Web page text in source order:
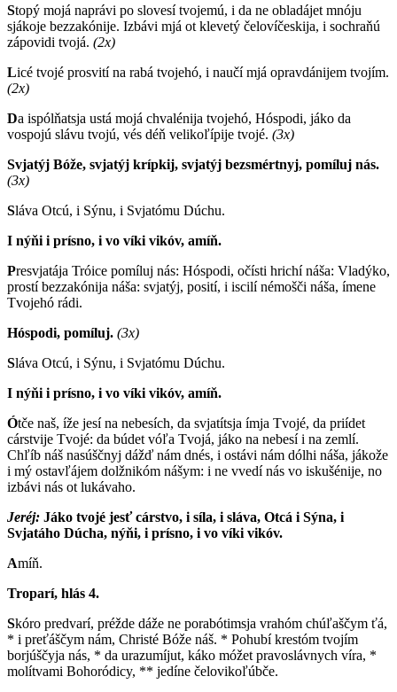
Stopý mojá naprávi po slovesí tvojemú, i da ne obladájet mnóju
sjákoje bezzakónije. Izbávi mjá ot klevetý čelovíčeskija, i sochraňú
zápovidi tvojá. (2x)
Licé tvojé prosvití na rabá tvojehó, i naučí mjá opravdánijem tvojím.
(2x)
Da ispólňatsja ustá mojá chvalénija tvojehó, Hóspodi, jáko da
vospojú slávu tvojú, vés déň velikoľípije tvojé. (3x)
Svjatýj Bóže, svjatýj krípkij, svjatýj bezsmértnyj, pomíluj nás.
(3x)
Sláva Otcú, i Sýnu, i Svjatómu Dúchu.
I nýňi i prísno, i vo víki vikóv, amíň.
Presvjatája Tróice pomíluj nás: Hóspodi, očísti hrichí náša: Vladýko,
prostí bezzakónija náša: svjatýj, posití, i iscilí némošči náša, ímene
Tvojehó rádi.
Hóspodi, pomíluj. (3x)
Sláva Otcú, i Sýnu, i Svjatómu Dúchu.
I nýňi i prísno, i vo víki vikóv, amíň.
Ótče naš, íže jesí na nebesích, da svjatítsja ímja Tvojé, da priídet
cárstvije Tvojé: da búdet vóľa Tvojá, jáko na nebesí i na zemlí.
Chľíb náš nasúščnyj dážď nám dnés, i ostávi nám dólhi náša, jákože
i mý ostavľájem dolžnikóm nášym: i ne vvedí nás vo iskušénije, no
izbávi nás ot lukávaho.
Jeréj: Jáko tvojé jesť cárstvo, i síla, i sláva, Otcá i Sýna, i
Svjatáho Dúcha, nýňi, i prísno, i vo víki vikóv.
Amíň.
Troparí, hlás 4.
Skóro predvarí, préžde dáže ne porabótimsja vrahóm chúľaščym ťá,
* i preťáščym nám, Christé Bóže náš. * Pohubí krestóm tvojím
borjúščyja nás, * da urazumíjut, káko móžet pravoslávnych víra, *
molítvami Bohoródicy, ** jedíne čelovikoľúbče.